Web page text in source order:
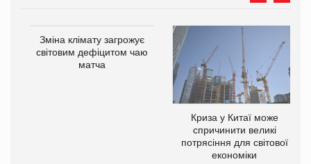
Зміна клімату загрожує
світовим дефіцитом чаю
матча
Криза у Китаї може
спричинити великі
потрясіння для світової
економіки